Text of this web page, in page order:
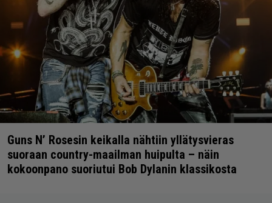
Guns N’ Rosesin keikalla nähtiin yllätysvieras
suoraan country-maailman huipulta – näin
kokoonpano suoriutui Bob Dylanin klassikosta